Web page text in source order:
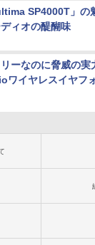
SP4000T」の
ィオの醍醐味
ーなのに脅威の
ワイヤレスイヤフ